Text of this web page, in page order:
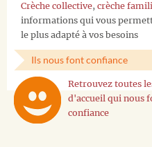
Crèche collective, crèche
informations qui vous
le plus adapté à vos besoins
Ils nous font confiance
Retrouvez toutes
d'accueil qui nous
confiance